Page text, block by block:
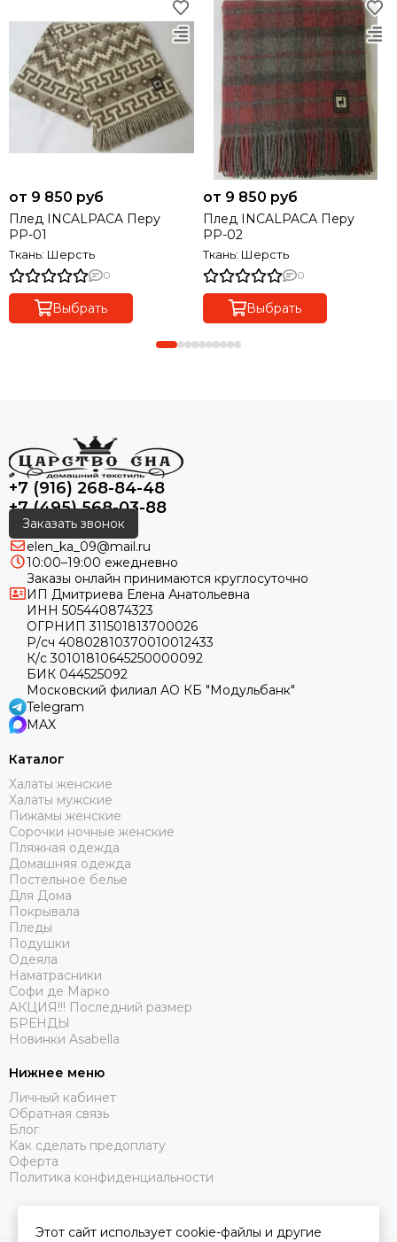
от 9 850 руб
Плед INCALPACA Перу
РР-01
Ткань: Шерсть
0
Выбрать
от 9 850 руб
Плед INCALPACA Перу
РР-02
Ткань: Шерсть
0
Выбрать
+7 (916) 268-84-48
+7 (495) 568-03-88
Заказать звонок
elen_ka_09@mail.ru
10:00–19:00 ежедневно
Заказы онлайн принимаются круглосуточно
ИП Дмитриева Елена Анатольевна
ИНН 505440874323
ОГРНИП 311501813700026
Р/сч 40802810370010012433
К/с 30101810645250000092
БИК 044525092
Московский филиал АО КБ "Модульбанк"
Telegram
MAX
Каталог
Халаты женские
Халаты мужские
Пижамы женские
Сорочки ночные женские
Пляжная одежда
Домашняя одежда
Постельное белье
Для Дома
Покрывала
Пледы
Подушки
Одеяла
Наматрасники
Софи де Марко
АКЦИЯ!!! Последний размер
БРЕНДЫ
Новинки Asabella
Нижнее меню
Личный кабинет
Обратная связь
Блог
Как сделать предоплату
Оферта
Политика конфиденциальности
Этот сайт использует cookie-файлы и другие